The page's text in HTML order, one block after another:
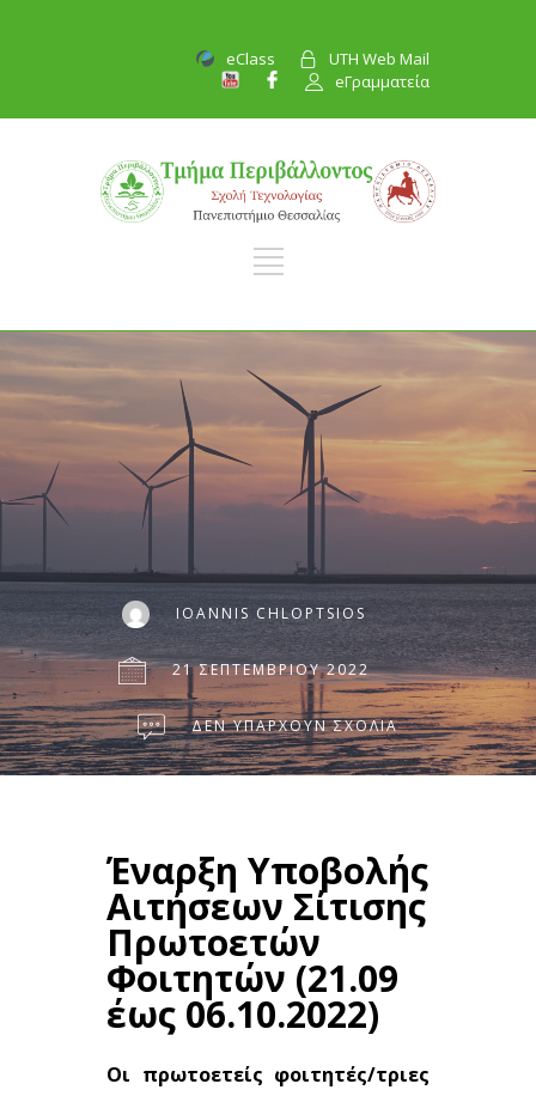
UTH Web Mail
eClass
eΓραμματεία
IOANNIS CHLOPTSIOS
21 ΣΕΠΤΕΜΒΡΊΟΥ 2022
ΔΕΝ ΥΠΆΡΧΟΥΝ ΣΧΌΛΙΑ
Έναρξη Υποβολής
Αιτήσεων Σίτισης
Πρωτοετών
Φοιτητών (21.09
έως 06.10.2022)
Οι πρωτοετείς φοιτητές/τριες